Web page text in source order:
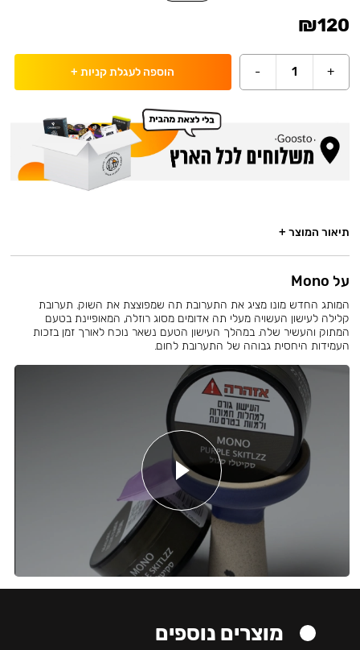
₪120
+
1
- הוספה לעגלת קניות +
תיאור המוצר +
על Mono
המותג החדש מונו מציג את התערובת תה שמפוצצת את השוק. תערובת
קלילה לעישון העשויה מעלי תה אדומים מסוג רוזלה, המאופיינת בטעם
המתוק והעשיר שלה. במהלך העישון הטעם נשאר נוכח לאורך זמן בזכות
העמידות היחסית גבוהה של התערובת לחום.
מוצרים נוספים